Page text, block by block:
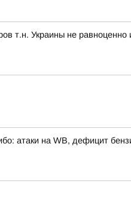
т.н. Украины не
атаки на WB, дефицит